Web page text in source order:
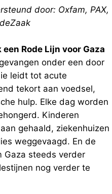
door: Oxfam, PAX,
Rode Lijn voor Gaza
onder een door
leidt tot acute
tekort aan voedsel,
hulp. Elke dag worden
Kinderen
gehaald, ziekenhuizen
weggevaagd. En de
Gaza steeds verder
nog verder te